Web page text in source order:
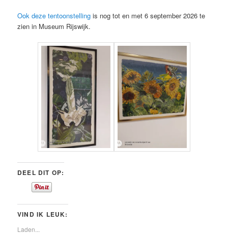
Ook deze tentoonstellingis nog tot en met 6 september 2026 te
zien in Museum Rijswijk.
DEEL DIT OP:
VIND IK LEUK:
Laden...